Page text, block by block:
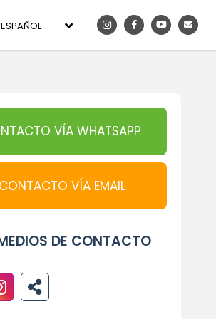
ESPAÑOL
VÍA WHATSAPP
CONTACTO VÍA EMAIL
DE CONTACTO